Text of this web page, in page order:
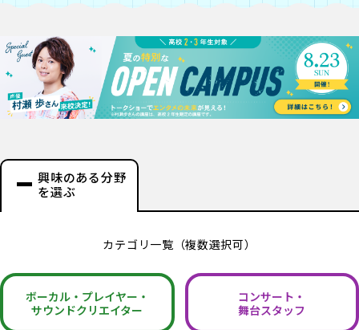
興味のある分野
を選ぶ
カテゴリ一覧（複数選択可）
ボーカル・ プレイヤー・
サウンドクリエイター
コンサート・
舞台スタッフ